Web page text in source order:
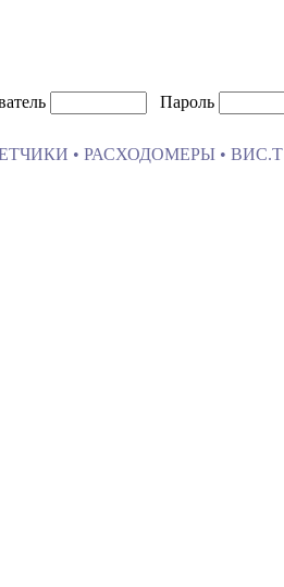
Пароль
• РАСХОДОМЕРЫ • ВИС.Т